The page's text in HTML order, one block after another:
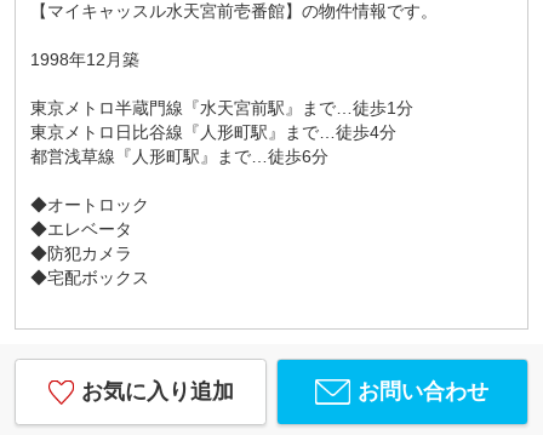
【マイキャッスル水天宮前壱番館】の物件情報です。
1998年12月築
東京メトロ半蔵門線『水天宮前駅』まで…徒歩1分
東京メトロ日比谷線『人形町駅』まで…徒歩4分
都営浅草線『人形町駅』まで…徒歩6分
◆オートロック
◆エレベータ
◆防犯カメラ
◆宅配ボックス
お気に入り追加 お問い合わせ